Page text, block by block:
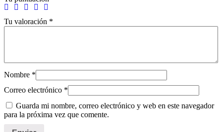
Tu valoración *
Nombre *
Correo electrónico *
Guarda mi nombre, correo electrónico y web en este navegador
para la próxima vez que comente.